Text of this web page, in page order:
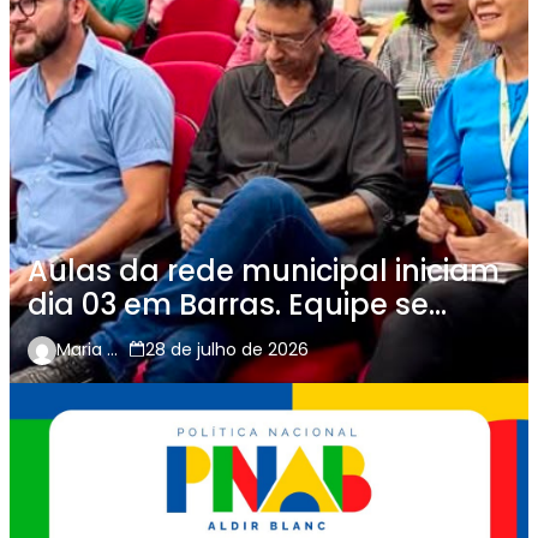
Aulas da rede municipal iniciam
dia 03 em Barras. Equipe se
prepara em encontro
pedagógico
Maria Carcará 28 de julho de 2026